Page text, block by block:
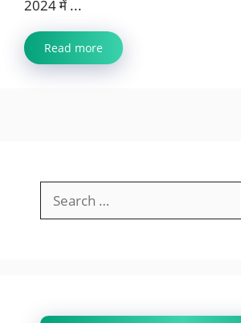
2024 में ...
Read more
Search
for: